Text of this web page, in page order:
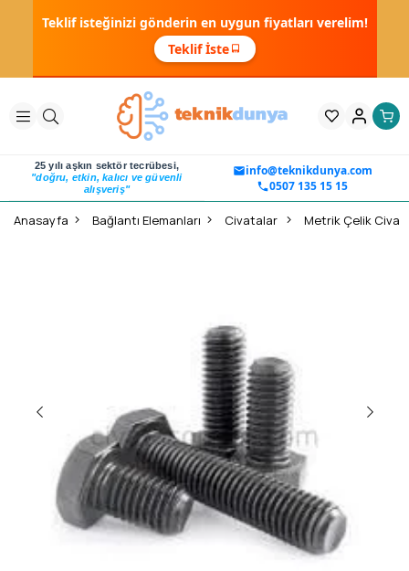
Teklif isteğinizi gönderin en uygun fiyatları verelim!
Teklif İste
25 yılı aşkın sektör tecrübesi,
"doğru, etkin, kalıcı ve güvenli
alışveriş"
info@teknikdunya.com
0507 135 15 15
Anasayfa Bağlantı Elemanları Civatalar Metrik Çelik